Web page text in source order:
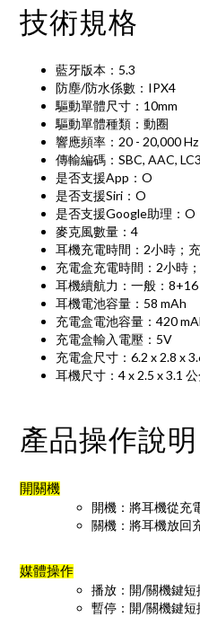
技術規格
藍牙版本：5.3
防塵/防水係數：IPX4
驅動單體尺寸：10mm
驅動單體種類：動圈
響應頻率：20 - 20,000 Hz
傳輸編碼：SBC, AAC, LC3
是否支援App：O
是否支援Siri：O
是否支援Google助理：O
麥克風數量：4
耳機充電時間：2小時；
充電盒充電時間：2小時
耳機續航力：一般：
耳機電池容量：58 mAh
充電盒電池容量：420
充電盒輸入電壓：5V
充電盒尺寸：6.2 x 2.8 x
耳機尺寸：4 x 2.5 x 3.1
產品操作說明
開關機
開機：將耳機從充
關機：將耳機放回
媒體操作
播放：開/關機鍵短
暫停：開/關機鍵短